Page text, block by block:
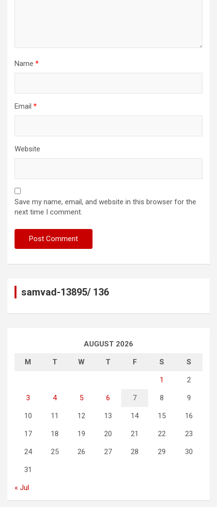
Name *
Email *
Website
Save my name, email, and website in this browser for the
next time I comment.
samvad-13895/ 136
AUGUST 2026
M T W T F S S
1 2
3 4 5 6 7 8 9
10 11 12 13 14 15 16
17 18 19 20 21 22 23
24 25 26 27 28 29 30
31
« Jul